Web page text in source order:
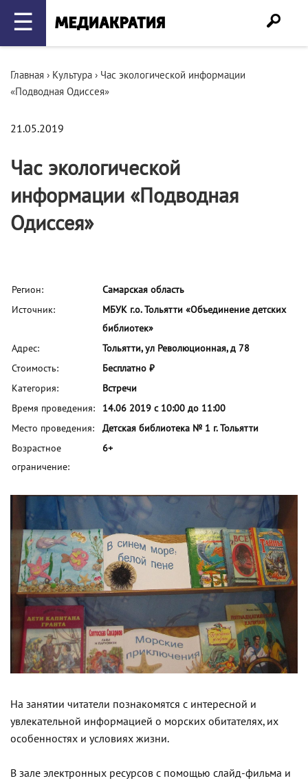
☰
Главная › Культура › Час экологической информации
«Подводная Одиссея»
21.05.2019
Час экологической
информации «Подводная
Одиссея»
Регион:
Самарская область
Источник:
МБУК г.о. Тольятти «Объединение детских
библиотек»
Адрес:
Тольятти, ул Революционная, д 78
Стоимость:
Бесплатно ₽
Категория:
Встречи
Время проведения:
14.06 2019 с 10:00 до 11:00
Место проведения:
Детская библиотека № 1 г. Тольятти
Возрастное
ограничение:
6+
На занятии читатели познакомятся с интересной и
увлекательной информацией о морских обитателях, их
особенностях и условиях жизни.
В зале электронных ресурсов с помощью слайд-фильма и